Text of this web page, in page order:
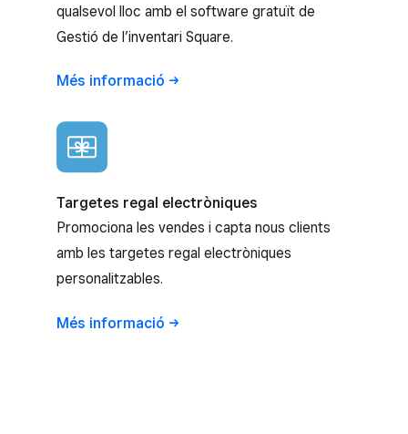
qualsevol lloc amb el software gratuït de
Gestió de l’inventari Square.
Més informació
Targetes regal electròniques
Promociona les vendes i capta nous clients
amb les targetes regal electròniques
personalitzables.
Més informació